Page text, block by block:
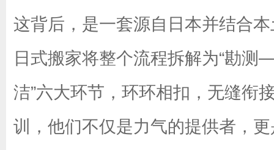
这背后，是一套源自日本并结合
日式搬家将整个流程拆解为“勘
洁”六大环节，环环相扣，无缝衔
训，他们不仅是力气的提供者，